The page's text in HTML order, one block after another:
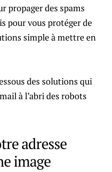
propager des spams
pour vous protéger de
simple à mettre en
des solutions qui
à l’abri des robots
adresse
image